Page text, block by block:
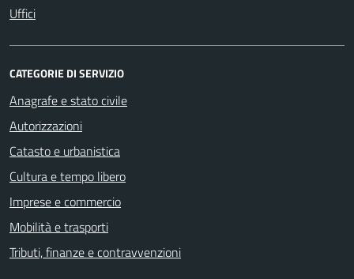
Uffici
CATEGORIE DI SERVIZIO
Anagrafe e stato civile
Autorizzazioni
Catasto e urbanistica
Cultura e tempo libero
Imprese e commercio
Mobilità e trasporti
Tributi, finanze e contravvenzioni